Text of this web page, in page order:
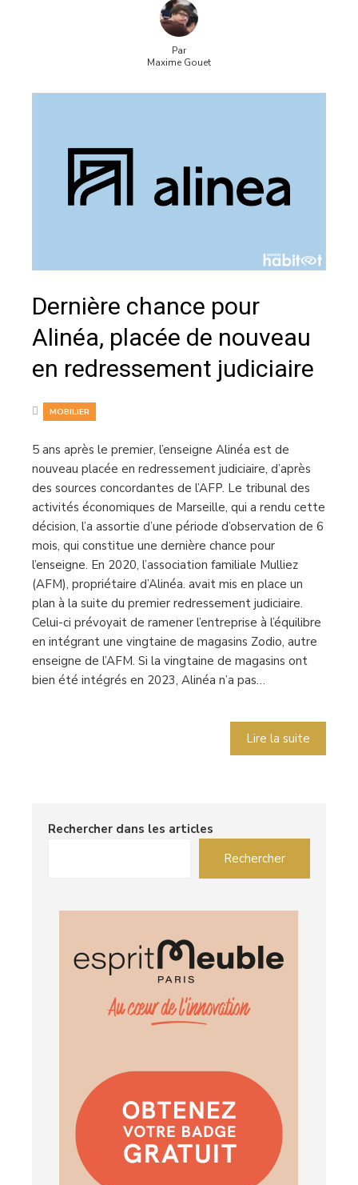
Par
Maxime Gouet
Dernière chance pour
Alinéa, placée de nouveau
en redressement judiciaire
MOBILIER
5 ans après le premier, l’enseigne Alinéa est de
nouveau placée en redressement judiciaire, d’après
des sources concordantes de l’AFP. Le tribunal des
activités économiques de Marseille, qui a rendu cette
décision, l’a assortie d’une période d’observation de 6
mois, qui constitue une dernière chance pour
l’enseigne. En 2020, l’association familiale Mulliez
(AFM), propriétaire d’Alinéa. avait mis en place un
plan à la suite du premier redressement judiciaire.
Celui-ci prévoyait de ramener l’entreprise à l’équilibre
en intégrant une vingtaine de magasins Zodio, autre
enseigne de l’AFM. Si la vingtaine de magasins ont
bien été intégrés en 2023, Alinéa n’a pas…
Lire la suite
Rechercher dans les articles
Rechercher